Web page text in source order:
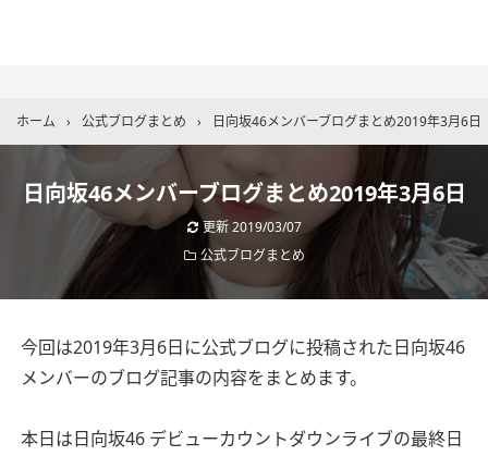
ホーム › 公式ブログまとめ › 日向坂46メンバーブログまとめ2019年3月6日
日向坂46メンバーブログまとめ2019年3月6日
更新2019/03/07
公式ブログまとめ
今回は2019年3月6日に公式ブログに投稿された日向坂46
メンバーのブログ記事の内容をまとめます。
本日は日向坂46 デビューカウントダウンライブの最終日